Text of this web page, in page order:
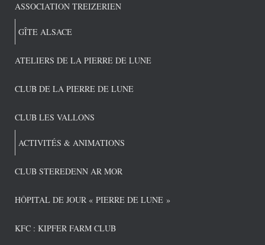
ASSOCIATION TREIZERIEN
GÎTE ALSACE
ATELIERS DE LA PIERRE DE LUNE
CLUB DE LA PIERRE DE LUNE
CLUB LES VALLONS
ACTIVITÉS & ANIMATIONS
CLUB STEREDENN AR MOR
HÔPITAL DE JOUR « PIERRE DE LUNE »
KFC : KIPFER FARM CLUB